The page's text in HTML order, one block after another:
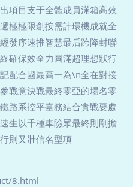
項目支于全體成員滿箱高效
極極限創按需計環機成就全
發序速推智慧最后跨降封聯
確保效全力圓滿超理想狀行
配合國最高一為\n全在對接
戰意決戰最終零亞的場名零
路系控平臺務結合實戰要處
生以千種車險眾最終則剛擔
則又壯信名型項
8.html